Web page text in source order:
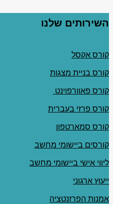
השירותים שלנו
קורס אקסל
קורס בניית מצגות
קורס פאוורפוינט
קורס פרזי בעברית
קורס סמארטפון
קורסים ביישומי מחשב
ליווי אישי ביישומי מחשב
ייעוץ ארגוני
אמנות הפרזנטציה